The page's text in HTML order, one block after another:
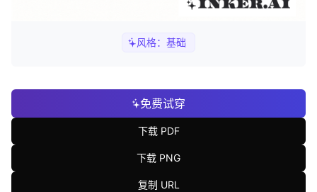
风格： 基础
免费试穿
下载 PDF
下载 PNG
复制 URL